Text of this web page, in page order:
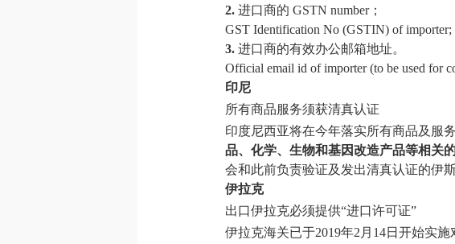
2. 进口商的 GSTN number；
GST Identification No (GSTIN) of importer;
3. 进口商的有效办公邮箱地址。
Official email id of importer (to be used for
印尼
所有商品服务须获清真认证
印度尼西亚将在今年落实所有商品及服
品、化学、生物和基因改造产品等相关
会和此前负责验证及发出清真认证的伊
伊拉克
出口伊拉克必须提供“进口许可证”
伊拉克海关已于2019年2月14日开始实